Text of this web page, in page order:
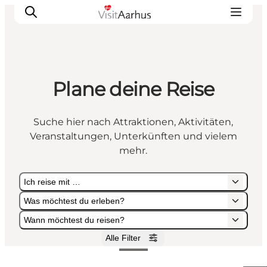
Sehen und erleben
Veranstaltungen
Städte und Regionen
Plane deine Reise
Suche hier nach Attraktionen, Aktivitäten,
Veranstaltungen, Unterkünften und vielem
mehr.
Ich reise mit …
Was möchtest du erleben?
Wann möchtest du reisen?
Alle Filter